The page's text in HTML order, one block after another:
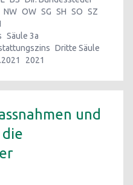
NW OW SG SH SO SZ
Säule 3a
Dritte Säule
2021
und